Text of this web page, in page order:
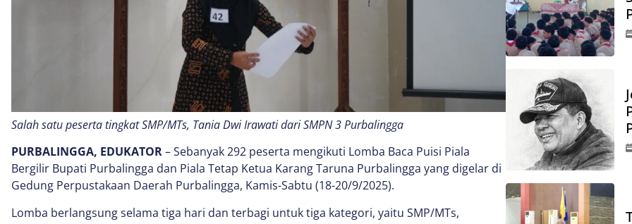
Salah satu peserta tingkat SMP/MTs, Tania Dwi Irawati dari SMPN 3 Purbalingga
PURBALINGGA, EDUKATOR– Sebanyak 292 peserta mengikuti Lomba Baca Puisi Piala
Bergilir Bupati Purbalingga dan Piala Tetap Ketua Karang Taruna Purbalingga yang digelar di
Gedung Perpustakaan Daerah Purbalingga, Kamis-Sabtu (18-20/9/2025).
Lomba berlangsung selama tiga hari dan terbagi untuk tiga kategori, yaitu SMP/MTs,